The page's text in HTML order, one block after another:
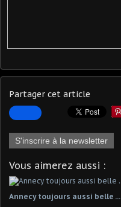
Partager cet article
S'inscrire à la newsletter
Vous aimerez aussi :
Annecy toujours aussi belle ...